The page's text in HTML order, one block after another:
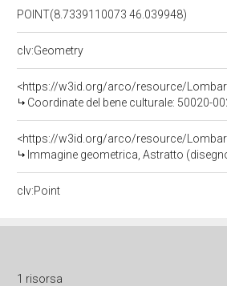
POINT(8.7339110073 46.039948)
clv:Geometry
<https://w3id.org/arco/resource/
Coordinate del bene culturale: 50020-
<https://w3id.org/arco/resource/
Immagine geometrica, Astratto
clv:Point
1 risorsa